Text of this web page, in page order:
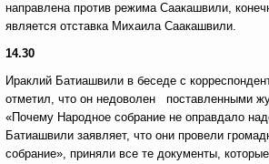
направлена против режима Саакашвили,
является отставка Михаила Саакашвили.
14.30
Ираклий Батиашвили в беседе с
отметил, что он недоволен поставленными
«Почему Народное собрание не оправдало
Батиашвили заявляет, что они провели
собрание», приняли все те документы,